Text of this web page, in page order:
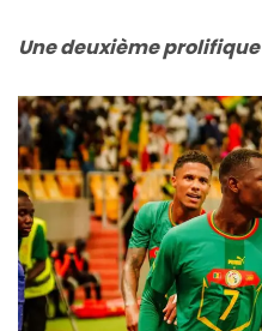
Une deuxième prolifique